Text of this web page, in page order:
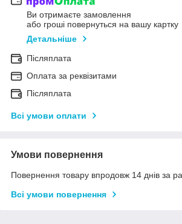
Ви отримаєте замовлення
або гроші повернуться на вашу картку
Детальніше
Післяплата
Оплата за реквізитами
Післяплата
Всі умови оплати
Умови повернення
Повернення товару впродовж 14 днів за
Всі умови повернення